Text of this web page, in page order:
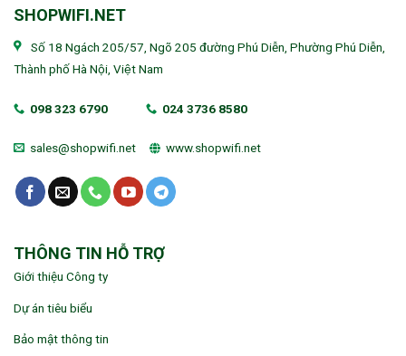
SHOPWIFI.NET
Số 18 Ngách 205/57, Ngõ 205 đường Phú Diễn, Phường Phú Diễn,
Thành phố Hà Nội, Việt Nam
098 323 6790 024 3736 8580
sales@shopwifi.net www.shopwifi.net
THÔNG TIN HỖ TRỢ
Giới thiệu Công ty
Dự án tiêu biểu
Bảo mật thông tin